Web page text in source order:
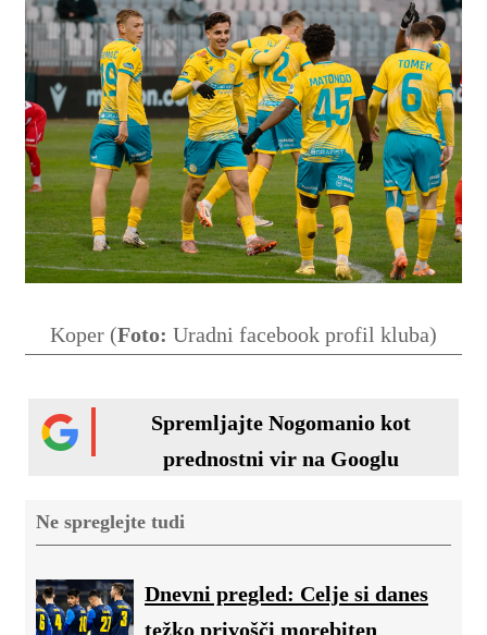
Koper (Foto: Uradni facebook profil kluba)
Spremljajte Nogomanio kot
prednostni vir na Googlu
Ne spreglejte tudi
Dnevni pregled: Celje si danes
težko privošči morebiten